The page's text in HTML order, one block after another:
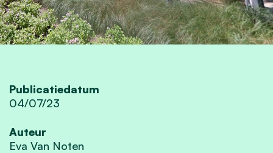
Publicatiedatum
04/07/23
Auteur
Eva Van Noten